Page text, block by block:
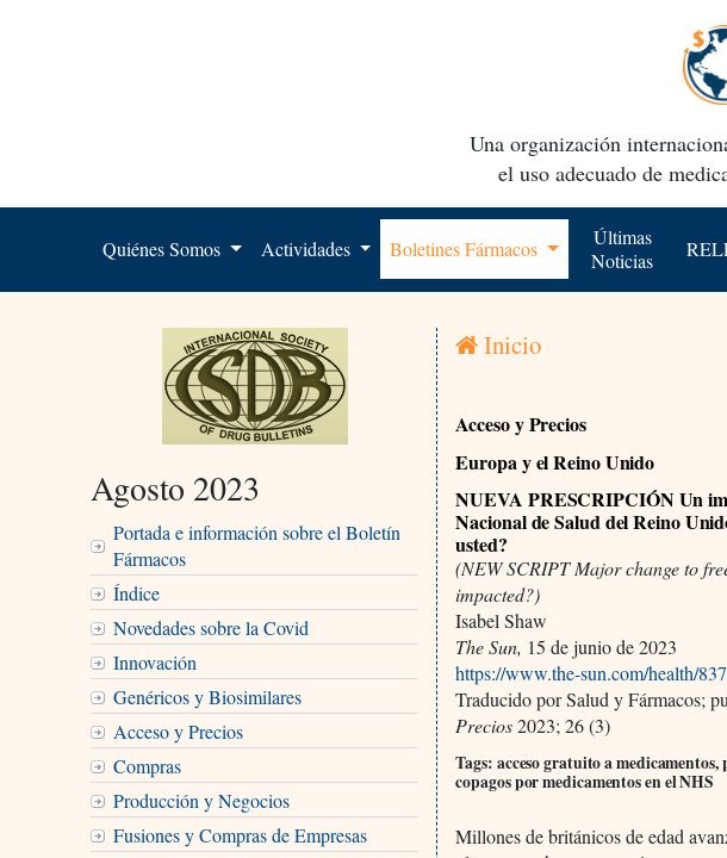
Una organización
el uso adecuado de
Quiénes Somos Actividades Boletines Fármacos
Últimas
Noticias
Agosto 2023
Portada e información sobre el Boletín
Fármacos
Índice
Novedades sobre la Covid
Innovación
Genéricos y Biosimilares
Acceso y Precios
Compras
Producción y Negocios
Fusiones y Compras de Empresas
Inicio
Acceso y Precios
Europa y el Reino Unido
NUEVA PRESCRIPCIÓN Un
Nacional de Salud del Reino
usted?
(NEW SCRIPT Major change to
impacted?)
Isabel Shaw
The Sun, 15 de junio de 2023
https://www.the-sun.com/health/
Traducido por Salud y Fármacos;
Precios2023; 26 (3)
Tags: acceso gratuito a
copagos por medicamentos en el NHS
Millones de británicos de edad